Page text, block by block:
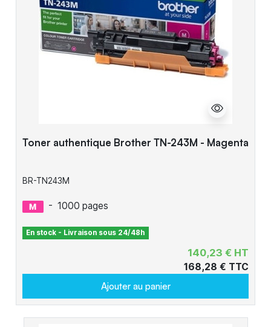
Toner authentique Brother TN-243M - Magenta
BR-TN243M
- 1000 pages
En stock - Livraison sous 24/48h
140,23 € HT
168,28 € TTC
Ajouter au panier